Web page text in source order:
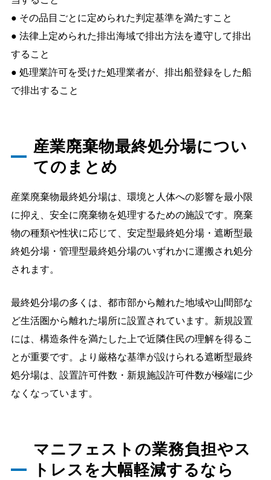
● その品目ごとに定められた判定基準を満たすこと
● 法律上定められた排出海域で排出方法を遵守して排出
すること
● 処理業許可を受けた処理業者が、排出船登録をした船
で排出すること
産業廃棄物最終処分場につい
てのまとめ
産業廃棄物最終処分場は、環境と人体への影響を最小限
に抑え、安全に廃棄物を処理するための施設です。廃棄
物の種類や性状に応じて、安定型最終処分場・遮断型最
終処分場・管理型最終処分場のいずれかに運搬され処分
されます。
最終処分場の多くは、都市部から離れた地域や山間部な
ど生活圏から離れた場所に設置されています。新規設置
には、構造条件を満たした上で近隣住民の理解を得るこ
とが重要です。より厳格な基準が設けられる遮断型最終
処分場は、設置許可件数・新規施設許可件数が極端に少
なくなっています。
マニフェストの業務負担やス
トレスを大幅軽減するなら